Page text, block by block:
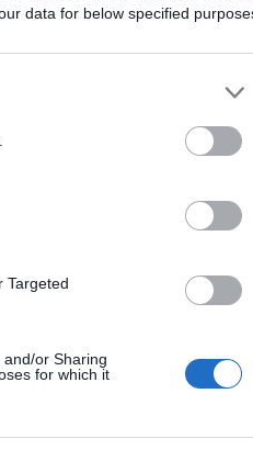
data for below specified
Targeted
or Sharing
for which it
keresztül. Nem hardver-
előgyújtás, gázpedál-